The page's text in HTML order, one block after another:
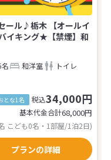
ール♪栃木 【オールイ
イキング★【禁煙】和
和洋室
トイレ
とな1名 税込34,000円
基本代金合計68,000円
こども0名・1部屋/1泊2日)
プランの詳細